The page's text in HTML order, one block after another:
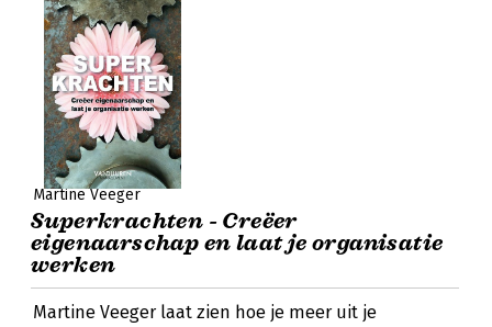
Martine Veeger
Superkrachten - Creëer
eigenaarschap en laat je organisatie
werken
Martine Veeger laat zien hoe je meer uit je